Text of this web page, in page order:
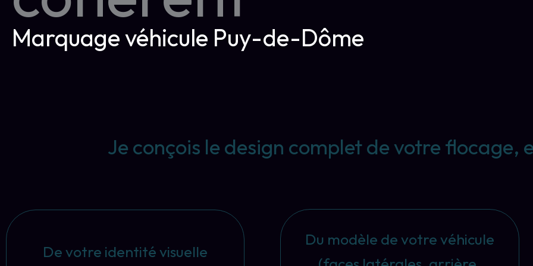
Marquage véhicule Puy-de-Dôme
Je conçois le design complet de votre flocage,
De votre identité visuelle
Du modèle de votre véhicule